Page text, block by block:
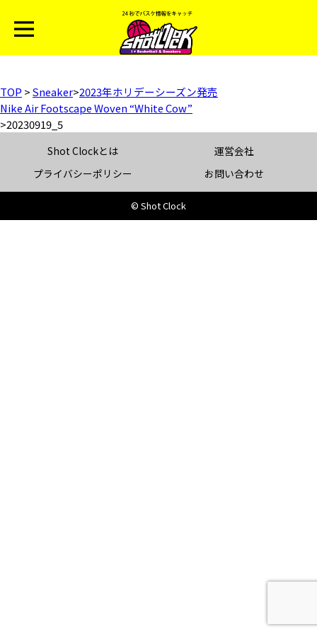
TOP >Sneaker>2023年ホリデーシーズン発売
Nike Air Footscape Woven “White Cow”
>20230919_5
Shot Clockとは
運営会社
プライバシーポリシー
お問い合わせ
© Shot Clock